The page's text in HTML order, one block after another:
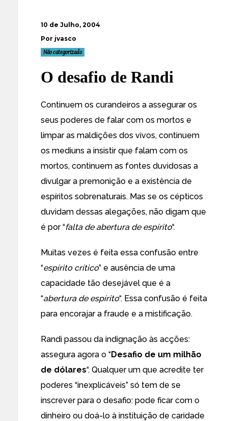
10 de Julho, 2004
Por jvasco
Não categorizado
O desafio de Randi
Continuem os curandeiros a assegurar os
seus poderes de falar com os mortos e
limpar as maldições dos vivos, continuem
os mediuns a insistir que falam com os
mortos, continuem as fontes duvidosas a
divulgar a premonição e a existência de
espíritos sobrenaturais. Mas se os cépticos
duvidam dessas alegações, não digam que
é por “falta de abertura de espírito“.
Muitas vezes é feita essa confusão entre
“espírito crítico” e ausência de uma
capacidade tão desejável que é a
“abertura de espírito“. Essa confusão é feita
para encorajar a fraude e a mistificação.
Randi passou da indignação às acções:
assegura agora o “Desafio de um milhão
de dólares“. Qualquer um que acredite ter
poderes “inexplicáveis” só tem de se
inscrever para o desafio: pode ficar com o
dinheiro ou doá-lo à instituição de caridade